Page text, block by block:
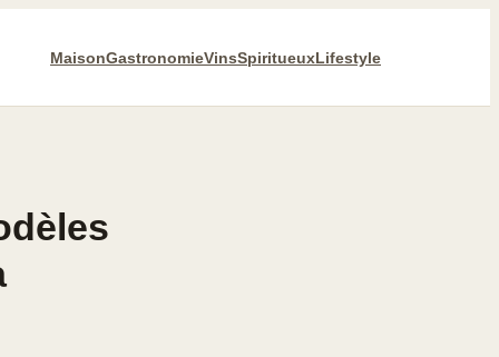
MaisonGastronomieVinsSpiritueuxLifestyle